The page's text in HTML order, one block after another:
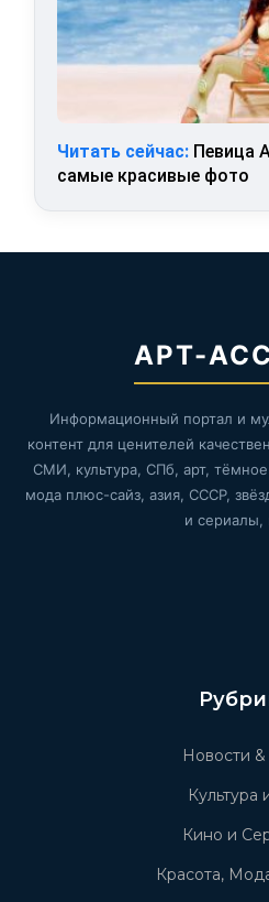
Читать сейчас: Певица
самые красивые фото
АРТ-
Информационный портал и
контент для ценителей
СМИ, культура, СПб, арт,
мода плюс-сайз, азия, СССР,
и сериалы,
Новости
Культура
Кино и
Красота,